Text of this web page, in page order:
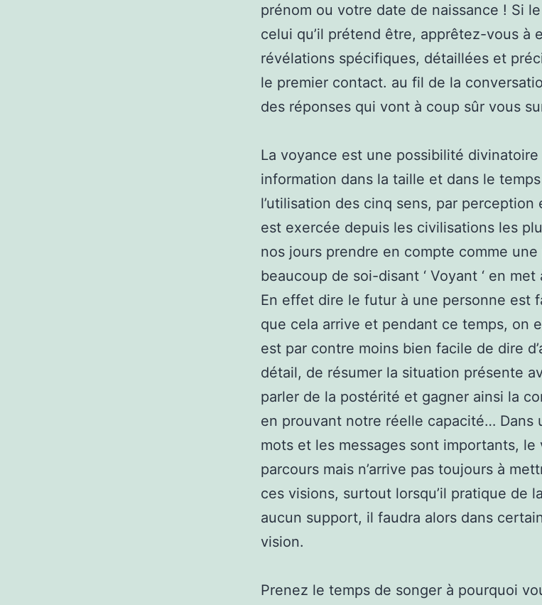
prénom ou votre date de naissance ! Si
celui qu’il prétend être, apprêtez-vous à
révélations spécifiques, détaillées et
le premier contact. au fil de la
des réponses qui vont à coup sûr vous
La voyance est une possibilité
information dans la taille et dans le
l’utilisation des cinq sens, par
est exercée depuis les civilisations les
nos jours prendre en compte comme
beaucoup de soi-disant ‘ Voyant ‘ en
En effet dire le futur à une personne est
que cela arrive et pendant ce temps, on
est par contre moins bien facile de dire
détail, de résumer la situation présente
parler de la postérité et gagner ainsi la
en prouvant notre réelle capacité… Dans
mots et les messages sont importants,
parcours mais n’arrive pas toujours à
ces visions, surtout lorsqu’il pratique de
aucun support, il faudra alors dans
vision.
Prenez le temps de songer à pourquoi